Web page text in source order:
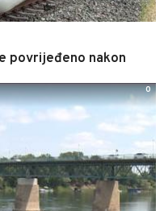
povrijeđeno nakon
0